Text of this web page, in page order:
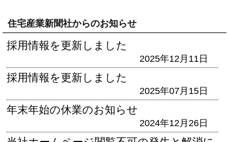
住宅産業新聞社からのお知らせ
採用情報を更新しました
2025年12月11日
採用情報を更新しました
2025年07月15日
年末年始の休業のお知らせ
2024年12月26日